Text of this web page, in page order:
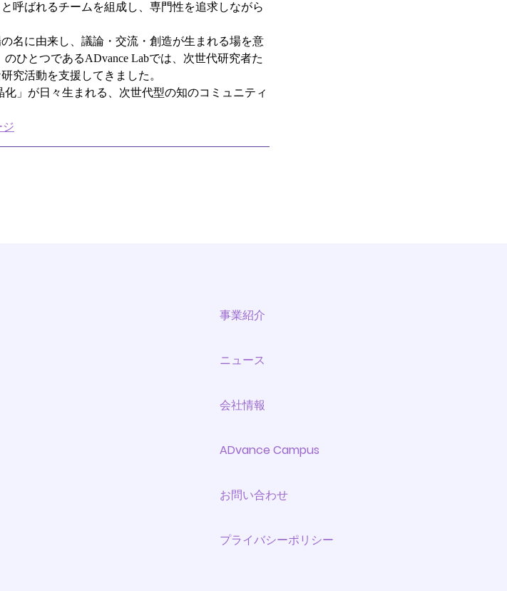
呼ばれるチームを組成し、専門性を追求しながら
名に由来し、議論・交流・創造が生まれる場を意
ひとつであるADvance Labでは、次世代研究者た
究活動を支援してきました。
化」が日々生まれる、次世代型の知のコミュニティ
ジ
事業紹介
ニュース
会社情報
ADvance Campus
お問い合わせ
プライバシーポリシー